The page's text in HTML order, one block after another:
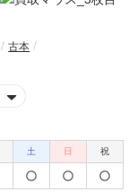
古本
土 日 祝